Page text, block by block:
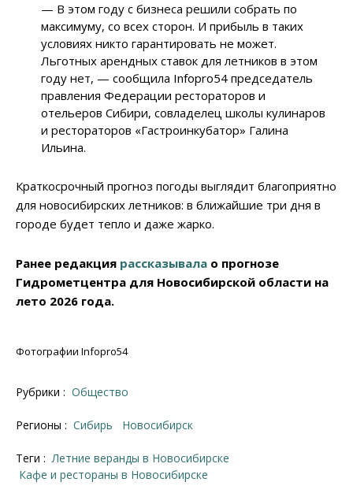
— В этом году с бизнеса решили собрать по
максимуму, со всех сторон. И прибыль в таких
условиях никто гарантировать не может.
Льготных арендных ставок для летников в этом
году нет, — сообщила Infopro54 председатель
правления Федерации рестораторов и
отельеров Сибири, совладелец школы кулинаров
и рестораторов «Гастроинкубатор» Галина
Ильина.
Краткосрочный прогноз погоды выглядит благоприятно
для новосибирских летников: в ближайшие три дня в
городе будет тепло и даже жарко.
Ранее редакция рассказывала о прогнозе
Гидрометцентра для Новосибирской области на
лето 2026 года.
Фотографии Infopro54
Рубрики : Общество
Регионы : Сибирь Новосибирск
Теги :
Летние веранды в Новосибирске
кафе и рестораны в Новосибирске